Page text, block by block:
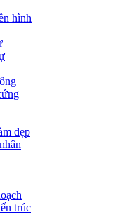
hình
đẹp
trúc